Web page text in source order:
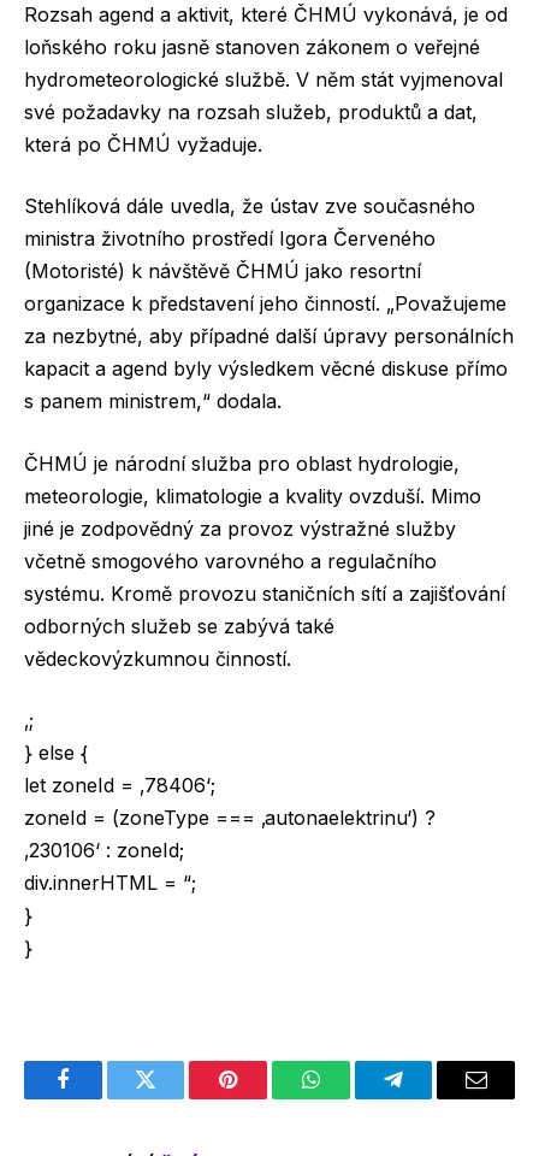
Rozsah agend a aktivit, které ČHMÚ vykonává, je od
loňského roku jasně stanoven zákonem o veřejné
hydrometeorologické službě. V něm stát vyjmenoval
své požadavky na rozsah služeb, produktů a dat,
která po ČHMÚ vyžaduje.
Stehlíková dále uvedla, že ústav zve současného
ministra životního prostředí Igora Červeného
(Motoristé) k návštěvě ČHMÚ jako resortní
organizace k představení jeho činností. „Považujeme
za nezbytné, aby případné další úpravy personálních
kapacit a agend byly výsledkem věcné diskuse přímo
s panem ministrem,“ dodala.
ČHMÚ je národní služba pro oblast hydrologie,
meteorologie, klimatologie a kvality ovzduší. Mimo
jiné je zodpovědný za provoz výstražné služby
včetně smogového varovného a regulačního
systému. Kromě provozu staničních sítí a zajišťování
odborných služeb se zabývá také
vědeckovýzkumnou činností.
‚;
} else {
let zoneId = ‚78406‘;
zoneId = (zoneType === ‚autonaelektrinu‘) ?
‚230106‘ : zoneId;
div.innerHTML = “;
}
}
FacebookTwitter Pinterest WhatsAppTelegramEmail